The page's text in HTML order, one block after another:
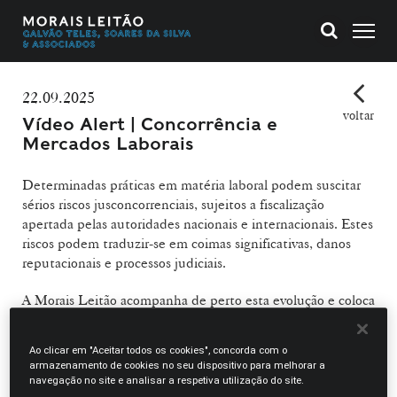
22.09.2025
Vídeo Alert | Concorrência e
Mercados Laborais
voltar
Determinadas práticas em matéria laboral podem suscitar
sérios riscos jusconcorrenciais, sujeitos a fiscalização
apertada pelas autoridades nacionais e internacionais. Estes
riscos podem traduzir-se em coimas significativas, danos
reputacionais e processos judiciais.
A Morais Leitão acompanha de perto esta evolução e coloca
a sua experiência ao serviço dos seus clientes, apoiando-os
através de soluções estratégicas que asseguram
conformidade e minimizam impactos.
Ao clicar em "Aceitar todos os cookies", concorda com o
armazenamento de cookies no seu dispositivo para melhorar a
navegação no site e analisar a respetiva utilização do site.